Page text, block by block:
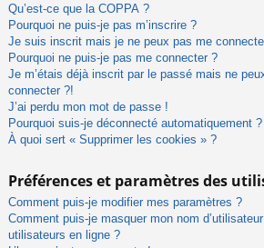
Qu’est-ce que la COPPA ?
Pourquoi ne puis-je pas m’inscrire ?
Je suis inscrit mais je ne peux pas me
Pourquoi ne puis-je pas me connecter ?
Je m’étais déjà inscrit par le passé mais ne
connecter ?!
J’ai perdu mon mot de passe !
Pourquoi suis-je déconnecté automatiquement ?
À quoi sert « Supprimer les cookies » ?
Préférences et paramètres des
Comment puis-je modifier mes paramètres ?
Comment puis-je masquer mon nom
utilisateurs en ligne ?